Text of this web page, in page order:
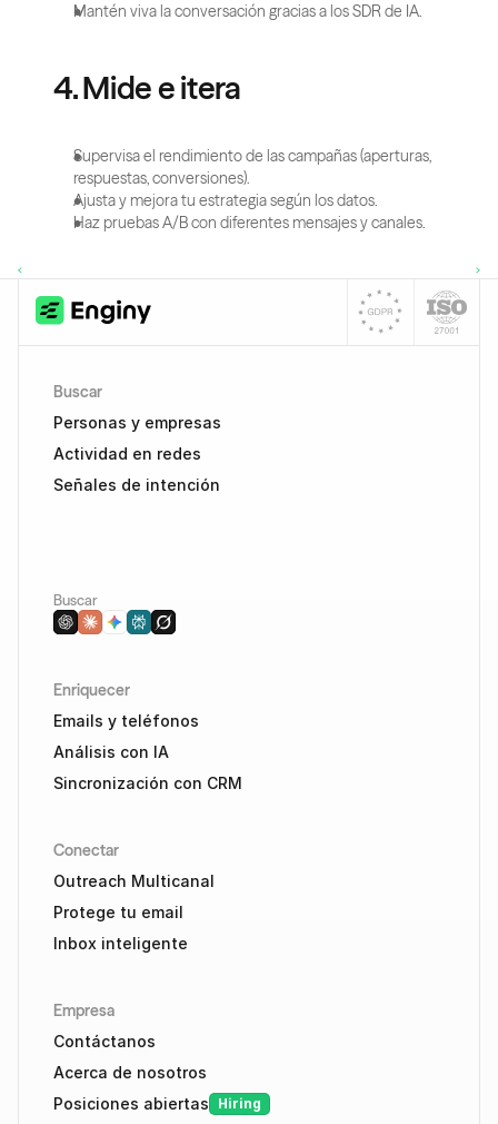
Mantén viva la conversación gracias a los SDR de IA.
4. Mide e itera
Supervisa el rendimiento de las campañas (aperturas,
respuestas, conversiones).
Ajusta y mejora tu estrategia según los datos.
Haz pruebas A/B con diferentes mensajes y canales.
‹ ›
Buscar
Personas y empresas
Actividad en redes
Señales de intención
Buscar
Enriquecer
Emails y teléfonos
Análisis con IA
Sincronización con CRM
Conectar
Outreach Multicanal
Protege tu email
Inbox inteligente
Empresa
Contáctanos
Acerca de nosotros
Posiciones abiertas
Hiring